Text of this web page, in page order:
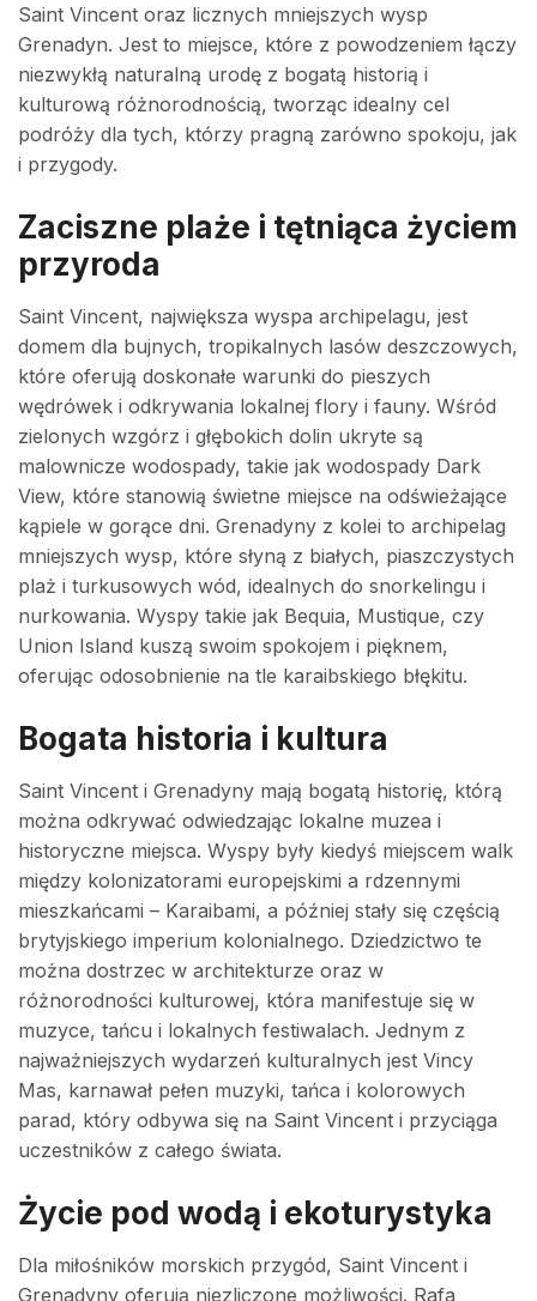
Saint Vincent oraz licznych mniejszych wysp
Grenadyn. Jest to miejsce, które z powodzeniem łączy
niezwykłą naturalną urodę z bogatą historią i
kulturową różnorodnością, tworząc idealny cel
podróży dla tych, którzy pragną zarówno spokoju, jak
i przygody.
Zaciszne plaże i tętniąca życiem
przyroda
Saint Vincent, największa wyspa archipelagu, jest
domem dla bujnych, tropikalnych lasów deszczowych,
które oferują doskonałe warunki do pieszych
wędrówek i odkrywania lokalnej flory i fauny. Wśród
zielonych wzgórz i głębokich dolin ukryte są
malownicze wodospady, takie jak wodospady Dark
View, które stanowią świetne miejsce na odświeżające
kąpiele w gorące dni. Grenadyny z kolei to archipelag
mniejszych wysp, które słyną z białych, piaszczystych
plaż i turkusowych wód, idealnych do snorkelingu i
nurkowania. Wyspy takie jak Bequia, Mustique, czy
Union Island kuszą swoim spokojem i pięknem,
oferując odosobnienie na tle karaibskiego błękitu.
Bogata historia i kultura
Saint Vincent i Grenadyny mają bogatą historię, którą
można odkrywać odwiedzając lokalne muzea i
historyczne miejsca. Wyspy były kiedyś miejscem walk
między kolonizatorami europejskimi a rdzennymi
mieszkańcami – Karaibami, a później stały się częścią
brytyjskiego imperium kolonialnego. Dziedzictwo te
można dostrzec w architekturze oraz w
różnorodności kulturowej, która manifestuje się w
muzyce, tańcu i lokalnych festiwalach. Jednym z
najważniejszych wydarzeń kulturalnych jest Vincy
Mas, karnawał pełen muzyki, tańca i kolorowych
parad, który odbywa się na Saint Vincent i przyciąga
uczestników z całego świata.
Życie pod wodą i ekoturystyka
Dla miłośników morskich przygód, Saint Vincent i
Grenadyny oferują niezliczone możliwości. Rafa